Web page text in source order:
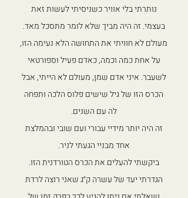
נותרתי בלי אוויר כשניסיתי לעשות זאת
בעצמי. זה היה מביך שלא לומר מתסכל מאד.
מעולם לא חוויתי את התחושה הלא נעימה הזו,
על אחת כמה וכמה, כאדם פעיל וספורטאי
לשעבר. איני אדם שמן, מעולם לא הייתי, אבל
הכרס הזו של גיל שישים פלוס הלכה ותפחה
לה עם השנים.
זה היה יותר מידיי עבורי ועם שובי ובהמלצת
אחד מבניי הגעתי לניר.
ביקשתי להעלים את הכרס הטורדנית הזו.
הגדרתי יעד של עשרה ק״ג שאני רוצה לרדת